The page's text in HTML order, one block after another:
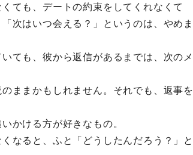
ても、デートの約束をしてくれなくて
次はいつ会える？」というのは、やめま
ても、彼から返信があるまでは、次のメ
ままかもしれません。それでも、返事を
かける方が好きなもの。
なると、ふと「どうしたんだろう？」と